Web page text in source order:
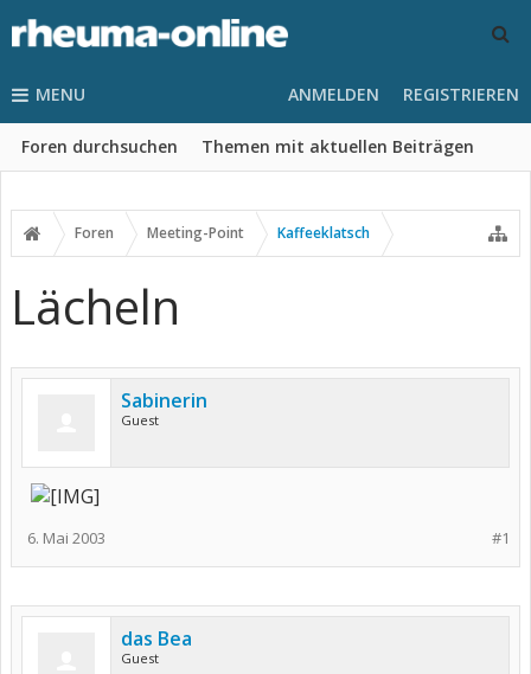
MENU
Foren durchsuchen Themen mit aktuellen Beiträgen
ANMELDEN REGISTRIEREN
Foren Meeting-Point Kaffeeklatsch
Lächeln
Sabinerin
Guest
#1
6. Mai 2003
das Bea
Guest